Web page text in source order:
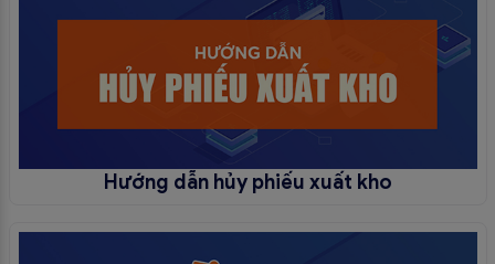
Hướng dẫn hủy phiếu xuất kho